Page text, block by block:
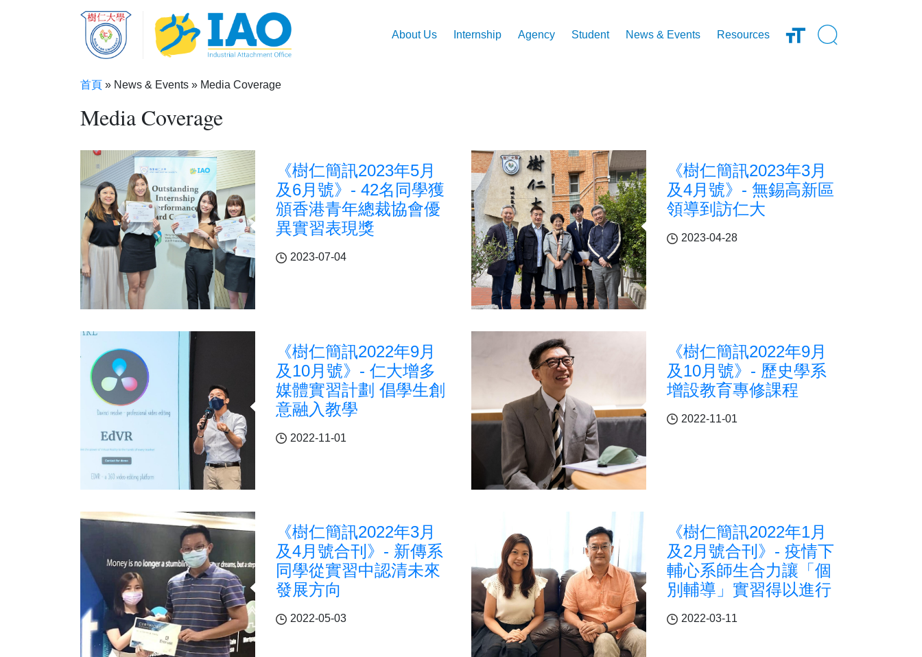
main
navigation
About Us Internship Agency Student News & Events Resources Open Search
Breadcrumb
首頁 News & Events Media Coverage
Media Coverage
《樹仁簡訊2023年5月
及6月號》- 42名同學獲
頒香港青年總裁協會優
異實習表現獎
2023-07-04
《樹仁簡訊2023年3月
及4月號》- 無錫高新區
領導到訪仁大
2023-04-28
《樹仁簡訊2022年9月
及10月號》- 仁大增多
媒體實習計劃 倡學生創
意融入教學
2022-11-01
《樹仁簡訊2022年9月
及10月號》- 歷史學系
增設教育專修課程
2022-11-01
《樹仁簡訊2022年3月
及4月號合刊》- 新傳系
同學從實習中認清未來
發展方向
2022-05-03
《樹仁簡訊2022年1月
及2月號合刊》- 疫情下
輔心系師生合力讓「個
別輔導」實習得以進行
2022-03-11